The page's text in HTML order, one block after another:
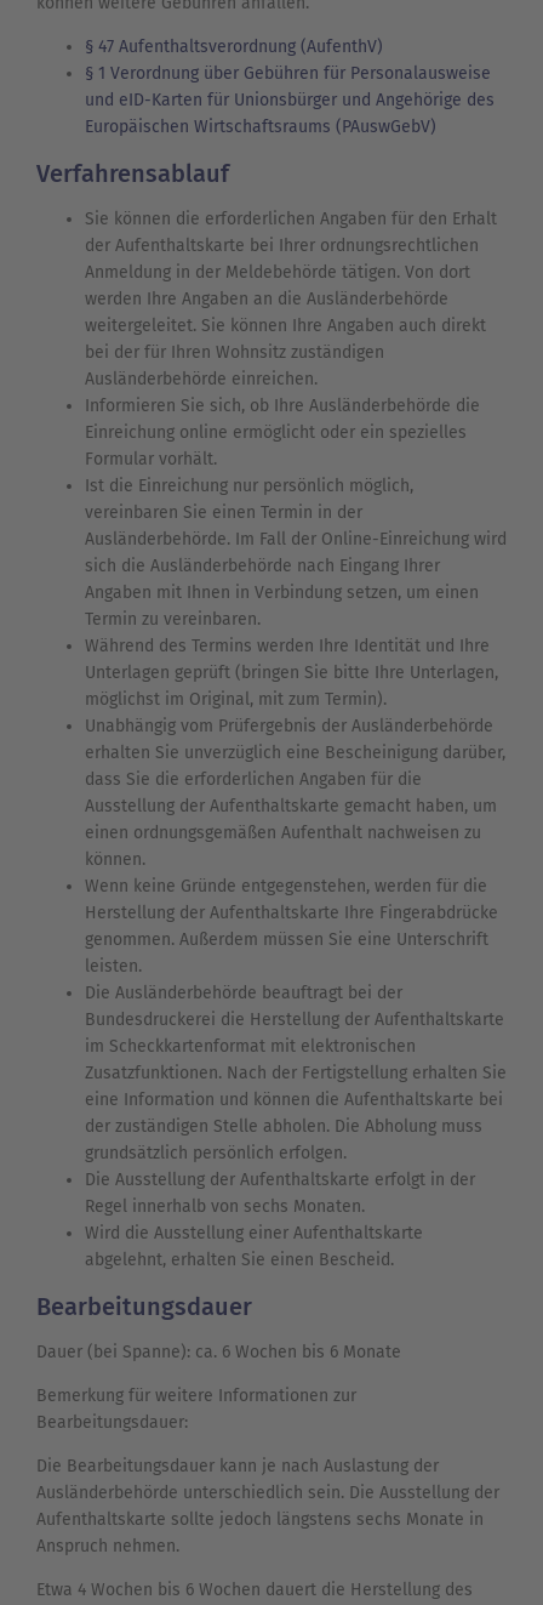
§ 47 Aufenthaltsverordnung (AufenthV)
§ 1 Verordnung über Gebühren für Personalausweise
und eID-Karten für Unionsbürger und Angehörige des
Europäischen Wirtschaftsraums (PAuswGebV)
Verfahrensablauf
Sie können die erforderlichen Angaben für den Erhalt
der Aufenthaltskarte bei Ihrer ordnungsrechtlichen
Anmeldung in der Meldebehörde tätigen. Von dort
werden Ihre Angaben an die Ausländerbehörde
weitergeleitet. Sie können Ihre Angaben auch direkt
bei der für Ihren Wohnsitz zuständigen
Ausländerbehörde einreichen.
Informieren Sie sich, ob Ihre Ausländerbehörde die
Einreichung online ermöglicht oder ein spezielles
Formular vorhält.
Ist die Einreichung nur persönlich möglich,
vereinbaren Sie einen Termin in der
Ausländerbehörde. Im Fall der Online-Einreichung wird
sich die Ausländerbehörde nach Eingang Ihrer
Angaben mit Ihnen in Verbindung setzen, um einen
Termin zu vereinbaren.
Während des Termins werden Ihre Identität und Ihre
Unterlagen geprüft (bringen Sie bitte Ihre Unterlagen,
möglichst im Original, mit zum Termin).
Unabhängig vom Prüfergebnis der Ausländerbehörde
erhalten Sie unverzüglich eine Bescheinigung darüber,
dass Sie die erforderlichen Angaben für die
Ausstellung der Aufenthaltskarte gemacht haben, um
einen ordnungsgemäßen Aufenthalt nachweisen zu
können.
Wenn keine Gründe entgegenstehen, werden für die
Herstellung der Aufenthaltskarte Ihre Fingerabdrücke
genommen. Außerdem müssen Sie eine Unterschrift
leisten.
Die Ausländerbehörde beauftragt bei der
Bundesdruckerei die Herstellung der Aufenthaltskarte
im Scheckkartenformat mit elektronischen
Zusatzfunktionen. Nach der Fertigstellung erhalten Sie
eine Information und können die Aufenthaltskarte bei
der zuständigen Stelle abholen. Die Abholung muss
grundsätzlich persönlich erfolgen.
Die Ausstellung der Aufenthaltskarte erfolgt in der
Regel innerhalb von sechs Monaten.
Wird die Ausstellung einer Aufenthaltskarte
abgelehnt, erhalten Sie einen Bescheid.
Bearbeitungsdauer
Dauer (bei Spanne): ca. 6 Wochen bis 6 Monate
Bemerkung für weitere Informationen zur
Bearbeitungsdauer:
Die Bearbeitungsdauer kann je nach Auslastung der
Ausländerbehörde unterschiedlich sein. Die Ausstellung der
Aufenthaltskarte sollte jedoch längstens sechs Monate in
Anspruch nehmen.
Etwa 4 Wochen bis 6 Wochen dauert die Herstellung des